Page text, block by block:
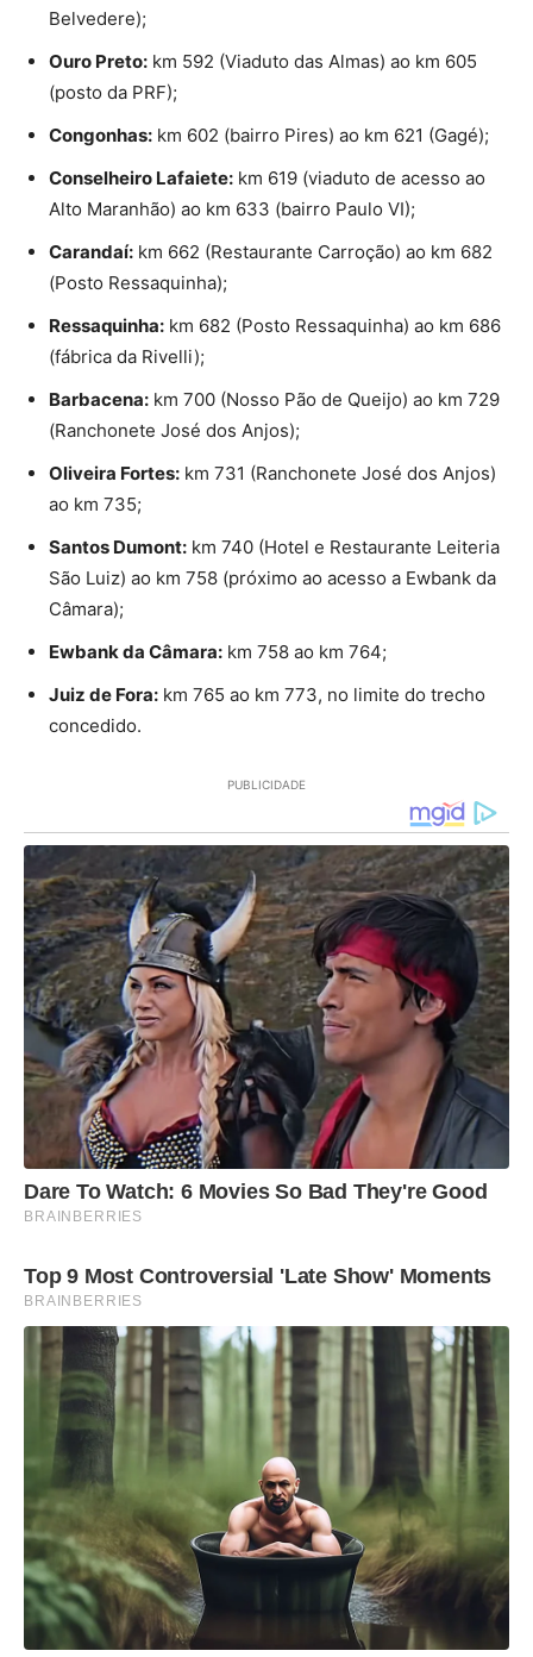
Belvedere);
Ouro Preto: km 592 (Viaduto das Almas) ao km 605
(posto da PRF);
Congonhas: km 602 (bairro Pires) ao km 621 (Gagé);
Conselheiro Lafaiete: km 619 (viaduto de acesso ao
Alto Maranhão) ao km 633 (bairro Paulo VI);
Carandaí: km 662 (Restaurante Carroção) ao km 682
(Posto Ressaquinha);
Ressaquinha: km 682 (Posto Ressaquinha) ao km 686
(fábrica da Rivelli);
Barbacena: km 700 (Nosso Pão de Queijo) ao km 729
(Ranchonete José dos Anjos);
Oliveira Fortes: km 731 (Ranchonete José dos Anjos)
ao km 735;
Santos Dumont: km 740 (Hotel e Restaurante Leiteria
São Luiz) ao km 758 (próximo ao acesso a Ewbank da
Câmara);
Ewbank da Câmara: km 758 ao km 764;
Juiz de Fora: km 765 ao km 773, no limite do trecho
concedido.
PUBLICIDADE